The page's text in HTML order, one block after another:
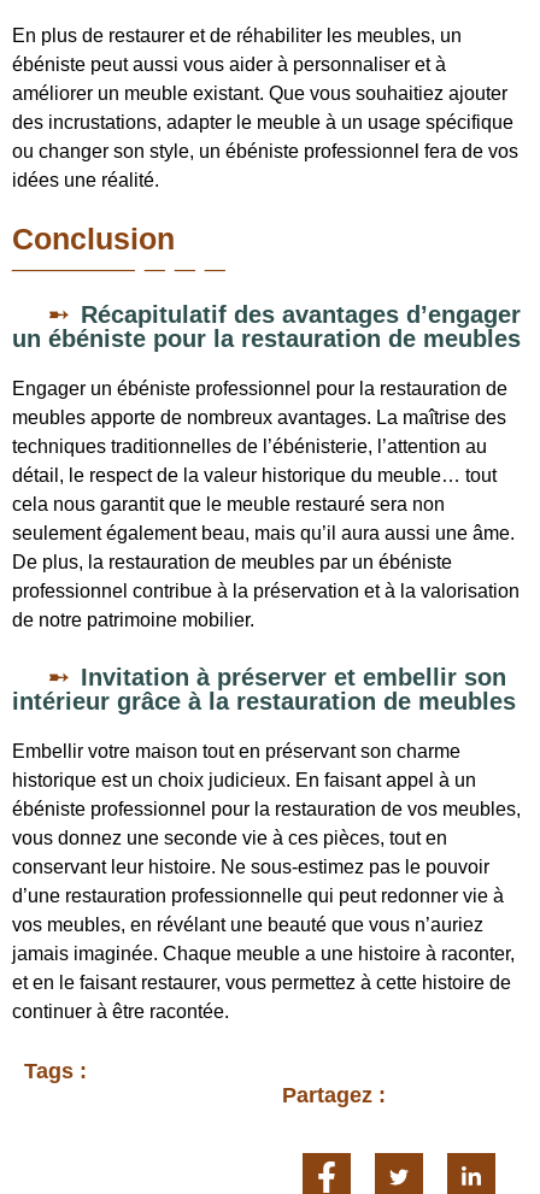
En plus de restaurer et de réhabiliter les meubles, un
ébéniste peut aussi vous aider à personnaliser et à
améliorer un meuble existant. Que vous souhaitiez ajouter
des incrustations, adapter le meuble à un usage spécifique
ou changer son style, un ébéniste professionnel fera de vos
idées une réalité.
Conclusion
Récapitulatif des avantages d’engager
un ébéniste pour la restauration de meubles
Engager un ébéniste professionnel pour la restauration de
meubles apporte de nombreux avantages. La maîtrise des
techniques traditionnelles de l’ébénisterie, l’attention au
détail, le respect de la valeur historique du meuble… tout
cela nous garantit que le meuble restauré sera non
seulement également beau, mais qu’il aura aussi une âme.
De plus, la restauration de meubles par un ébéniste
professionnel contribue à la préservation et à la valorisation
de notre patrimoine mobilier.
Invitation à préserver et embellir son
intérieur grâce à la restauration de meubles
Embellir votre maison tout en préservant son charme
historique est un choix judicieux. En faisant appel à un
ébéniste professionnel pour la restauration de vos meubles,
vous donnez une seconde vie à ces pièces, tout en
conservant leur histoire. Ne sous-estimez pas le pouvoir
d’une restauration professionnelle qui peut redonner vie à
vos meubles, en révélant une beauté que vous n’auriez
jamais imaginée. Chaque meuble a une histoire à raconter,
et en le faisant restaurer, vous permettez à cette histoire de
continuer à être racontée.
Tags :
Partagez :